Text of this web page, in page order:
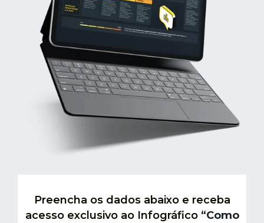
Preencha os dados abaixo e receba
acesso exclusivo ao Infográfico “Como